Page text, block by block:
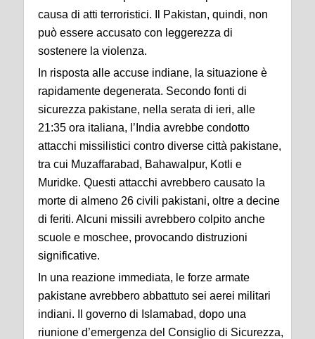
causa di atti terroristici. Il Pakistan, quindi, non
può essere accusato con leggerezza di
sostenere la violenza.
In risposta alle accuse indiane, la situazione è
rapidamente degenerata. Secondo fonti di
sicurezza pakistane, nella serata di ieri, alle
21:35 ora italiana, l’India avrebbe condotto
attacchi missilistici contro diverse città pakistane,
tra cui Muzaffarabad, Bahawalpur, Kotli e
Muridke. Questi attacchi avrebbero causato la
morte di almeno 26 civili pakistani, oltre a decine
di feriti. Alcuni missili avrebbero colpito anche
scuole e moschee, provocando distruzioni
significative.
In una reazione immediata, le forze armate
pakistane avrebbero abbattuto sei aerei militari
indiani. Il governo di Islamabad, dopo una
riunione d’emergenza del Consiglio di Sicurezza,